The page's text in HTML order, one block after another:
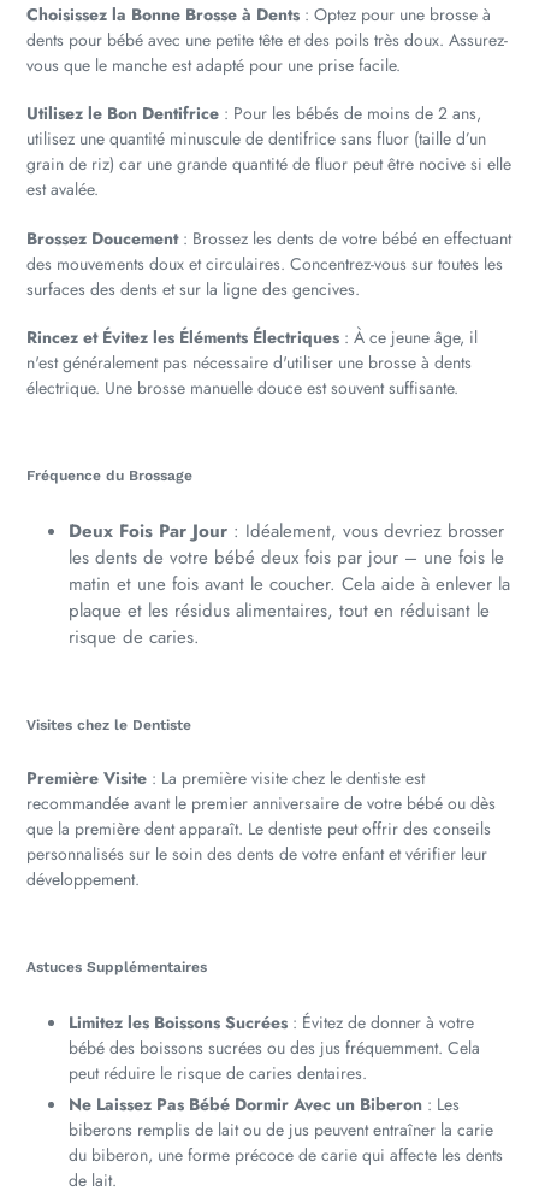
Choisissez la Bonne Brosse à Dents : Optez pour une brosse à
dents pour bébé avec une petite tête et des poils très doux. Assurez-
vous que le manche est adapté pour une prise facile.
Utilisez le Bon Dentifrice : Pour les bébés de moins de 2 ans,
utilisez une quantité minuscule de dentifrice sans fluor (taille d’un
grain de riz) car une grande quantité de fluor peut être nocive si elle
est avalée.
Brossez Doucement: Brossez les dents de votre bébé en effectuant
des mouvements doux et circulaires. Concentrez-vous sur toutes les
surfaces des dents et sur la ligne des gencives.
Rincez et Évitez les Éléments Électriques : À ce jeune âge, il
n'est généralement pas nécessaire d'utiliser une brosse à dents
électrique. Une brosse manuelle douce est souvent suffisante.
Fréquence du Brossage
Deux Fois Par Jour : Idéalement, vous devriez brosser
les dents de votre bébé deux fois par jour – une fois le
matin et une fois avant le coucher. Cela aide à enlever la
plaque et les résidus alimentaires, tout en réduisant le
risque de caries.
Visites chez le Dentiste
Première Visite : La première visite chez le dentiste est
recommandée avant le premier anniversaire de votre bébé ou dès
que la première dent apparaît. Le dentiste peut offrir des conseils
personnalisés sur le soin des dents de votre enfant et vérifier leur
développement.
Astuces Supplémentaires
Limitez les Boissons Sucrées : Évitez de donner à votre
bébé des boissons sucrées ou des jus fréquemment. Cela
peut réduire le risque de caries dentaires.
Ne Laissez Pas Bébé Dormir Avec un Biberon : Les
biberons remplis de lait ou de jus peuvent entraîner la carie
du biberon, une forme précoce de carie qui affecte les dents
de lait.